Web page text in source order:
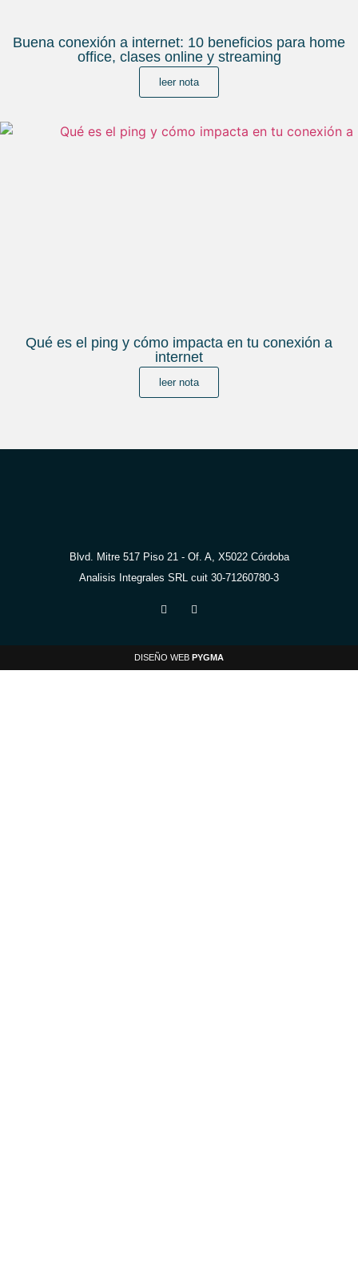
Buena conexión a internet: 10 beneficios para home
office, clases online y streaming
leer nota
Qué es el ping y cómo impacta en tu conexión a
internet
leer nota
Blvd. Mitre 517 Piso 21 - Of. A, X5022 Córdoba
Analisis Integrales SRL cuit 30-71260780-3
DISEÑO WEB PYGMA